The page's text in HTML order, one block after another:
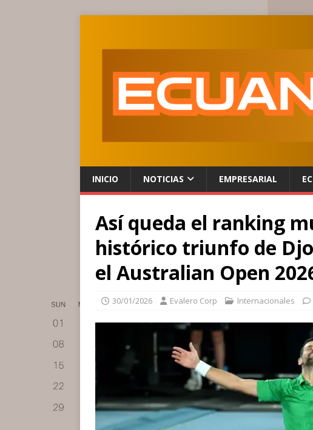
INICIO NOTICIAS EMPRESARIAL
Así queda el ranking
histórico triunfo de
el Australian Open
30/01/2026 Evalero Corp Internacionales